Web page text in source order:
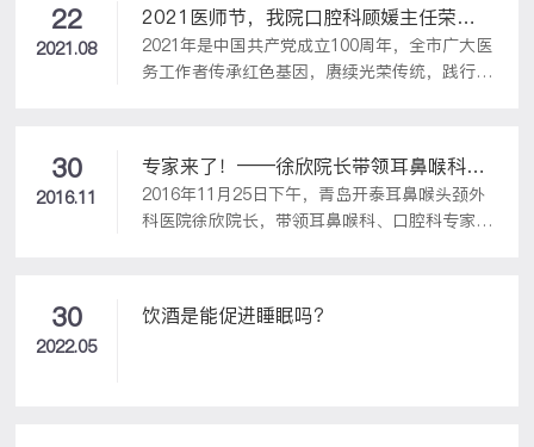
22
2021.08
2021医师节，我院口腔科顾媛主任荣
获“青岛好医生”与“崂山好医生”双项殊荣
2021年是中国共产党成立100周年，全市广大医
务工作者传承红色基因，赓续光荣传统，践行初
上，全心全意守护人民健康，涌现出一大批先进
典型。今年的中国医师节注定难忘而有意义，祝
贺我院口腔科顾媛主任荣获“青岛好医生”与“崂
山好医生”双项荣誉称号。此次入选的50名“青
腔的热忱和无私的奉献，尽职尽责为人民服务、
30
2016.11
专家来了！——徐欣院长带领耳鼻喉科、
口腔科专家走进江西路幼儿园讲座受到大
家热烈欢迎
2016年11月25日下午，青岛开泰耳鼻喉头颈外
科医院徐欣院长，带领耳鼻喉科、口腔科专家走
意识，受到了大家的热烈欢迎。
30
2022.05
饮酒是能促进睡眠吗？